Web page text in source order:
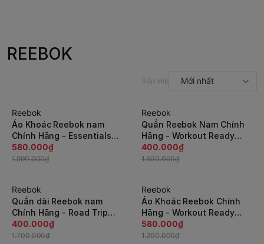
REEBOK
Sắp xếp Mới nhất
-71%
Reebok
Áo Khoác Reebok nam
Chính Hãng - Essentials
Marble Full Zip Hoodie -
Grey | JapanSport -
580.000₫
1.990.000₫
-75%
Reebok
Quần Reebok Nam Chính
Hãng - Workout Ready
Open Hem - Xanh |
JapanSport EC0899
400.000₫
1.600.000₫
-77%
Reebok
Quần dài Reebok nam
Chính Hãng - Road Trip
Woven Long 'Black' |
JapanSport DY7793
400.000₫
1.700.000₫
-52%
Reebok
Áo Khoác Reebok Chính
Hãng - Workout Ready
Fleece Pullover Hoodie -
Đen | JapanSport EC0880
580.000₫
1.200.000₫